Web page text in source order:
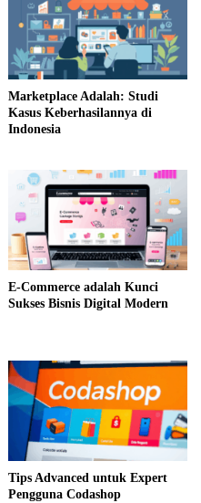
Marketplace Adalah: Studi
Kasus Keberhasilannya di
Indonesia
E-Commerce adalah Kunci
Sukses Bisnis Digital Modern
Tips Advanced untuk Expert
Pengguna Codashop